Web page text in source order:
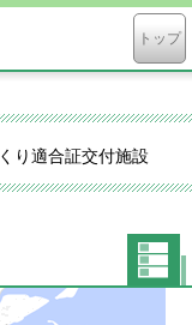
トップ
り適合証交付施設